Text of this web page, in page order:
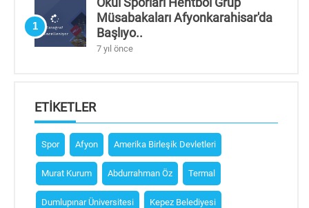
1
Müsabakaları Afyonkarahisar'da
Başlıyo..
7 yıl önce
ETIKETLER
Spor Afyon Amerika Birleşik Devletleri
Murat Kurum Abdurrahman Öz Termal
Dumlupınar Üniversitesi Kepez Belediyesi